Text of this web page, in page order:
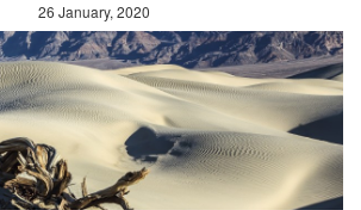
26 January, 2020